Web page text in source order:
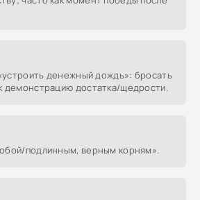
денежный дождь»: бросать
демонстрацию достатка/щедрости.
подлинным, верным корням».